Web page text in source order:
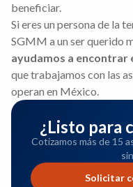
beneficiar.
Si eres un persona de la
SGMM a un ser querido
ayudamos a encontrar
que trabajamos con las
operan en México.
¿Listo para
Cotizamos más de 15
Solicitar